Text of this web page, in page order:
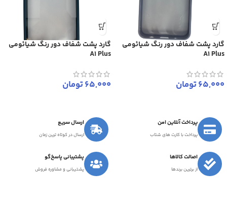
گارد پشت شفاف دور رنگ شیائومی
A1 Plus
65,000تومان
گارد پشت شفاف دور رنگ شیائومی
A1 Plus
65,000تومان
پرداخت آنلاین امن
پرداخت با کارت های شتاب
ارسال سریع
ارسال در کوتاه ترین زمان
اصالت کالاها
از برترین برندها
پشتیبانی پاسخ‌گو
پشتیبانی و مشاوره فروش